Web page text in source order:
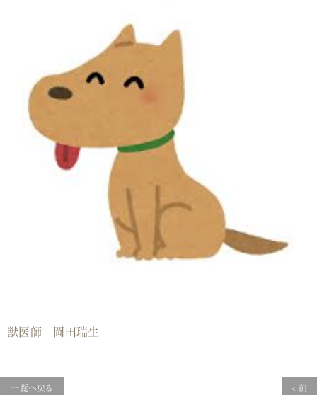
獣医師 岡田瑞生
一覧へ戻る
< 前